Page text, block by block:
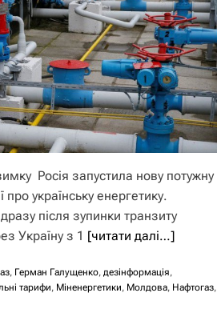
Росія запустила нову потужну
українську енергетику.
після зупинки транзиту
Україну з 1 [читати далі…]
, Герман Галущенко, дезінформація,
тарифи, Міненергетики, Молдова, Нафтогаз,